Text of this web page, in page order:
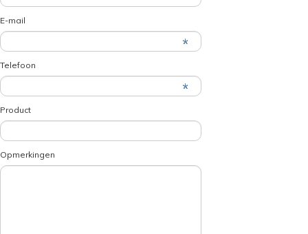
E-mail
Telefoon
Product
Opmerkingen